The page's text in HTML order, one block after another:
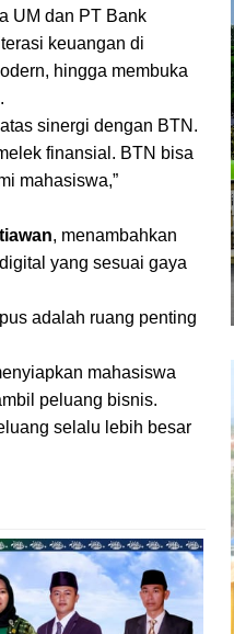
UM dan PT Bank
keuangan di
hingga membuka
sinergi dengan BTN.
finansial. BTN bisa
mahasiswa,”
, menambahkan
yang sesuai gaya
adalah ruang penting
mahasiswa
peluang bisnis.
selalu lebih besar